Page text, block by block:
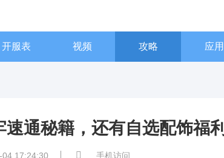
开服表 视频 攻略 应用
通秘籍，还有自选配饰福利
04 17:24:30 手机访问